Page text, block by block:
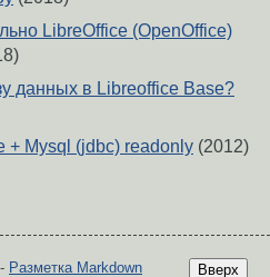
LibreOffice (OpenOffice)
данных в Libreoffice Base?
+ Mysql (jdbc) readonly (2012)
Вверх
Разметка Markdown